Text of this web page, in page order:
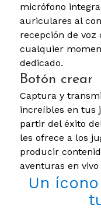
micrófono
auriculares al
recepción de voz
cualquier
dedicado.
Botón crear
Captura y
increíbles en tus
partir del éxito
les ofrece a los
producir
aventuras en
Un